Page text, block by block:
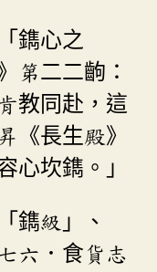
鐫心之
第二二齣：
教同赴，這
《長生殿》
心坎鐫。」
鐫級」、
六．食貨志